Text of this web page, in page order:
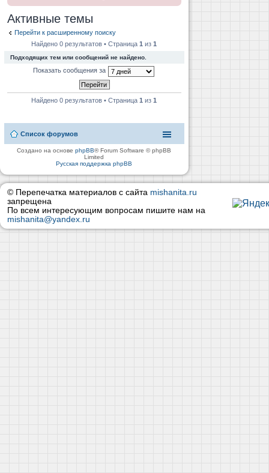
Активные темы
Перейти к расширенному поиску
Найдено 0 результатов • Страница1 из1
Подходящих тем или сообщений не найдено.
Показать сообщения за
Найдено 0 результатов • Страница1 из1
Список форумов
Создано на основеphpBB® Forum Software © phpBB
Limited
Русская поддержка phpBB
© Перепечатка материалов с сайта mishanita.ru
запрещена
По всем интересующим вопросам пишите нам на
mishanita@yandex.ru